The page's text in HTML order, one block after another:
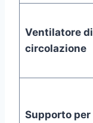
Ventilatore di
circolazione
Supporto per